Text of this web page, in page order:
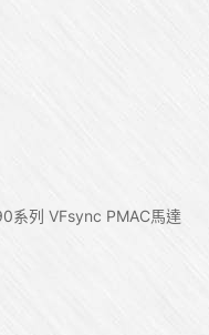
系列 VFsync PMAC馬達